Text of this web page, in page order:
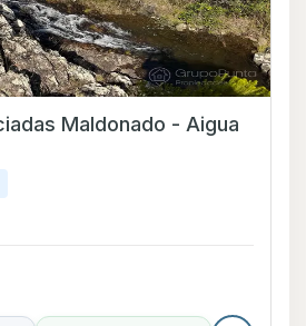
Chacras Financiadas Maldonado - Aigua